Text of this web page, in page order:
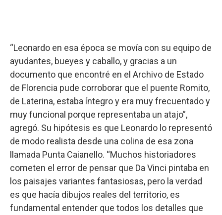
“Leonardo en esa época se movía con su equipo de
ayudantes, bueyes y caballo, y gracias a un
documento que encontré en el Archivo de Estado
de Florencia pude corroborar que el puente Romito,
de Laterina, estaba íntegro y era muy frecuentado y
muy funcional porque representaba un atajo”,
agregó. Su hipótesis es que Leonardo lo representó
de modo realista desde una colina de esa zona
llamada Punta Caianello. “Muchos historiadores
cometen el error de pensar que Da Vinci pintaba en
los paisajes variantes fantasiosas, pero la verdad
es que hacía dibujos reales del territorio, es
fundamental entender que todos los detalles que